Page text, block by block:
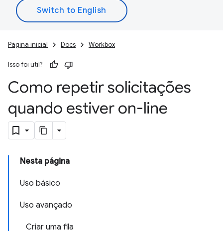
Página inicial Docs Workbox
Isso foi útil?
Como repetir solicitações
quando estiver on-line
Nesta página
Uso básico
Uso avançado
Criar uma fila